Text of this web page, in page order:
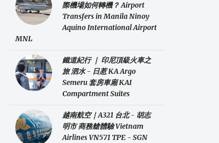
際機場如何轉機？ Airport
Transfers in Manila Ninoy
Aquino International Airport
MNL
鐵道紀行 ｜ 印尼頂級火車之
旅 泗水 - 日惹 KA Argo
Semeru 套房車廂 KAI
Compartment Suites
越南航空｜A321 台北 - 胡志
明市 商務艙體驗 Vietnam
Airlines VN571 TPE - SGN